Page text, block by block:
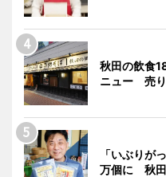
秋田の飲食
ニュー 売
「いぶりが
万個に 秋田